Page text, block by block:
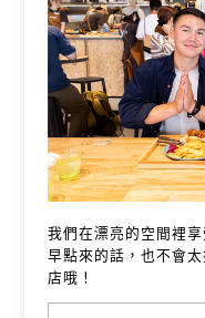
我們在漂亮的空間裡
早點來的話，也不會
店哦！